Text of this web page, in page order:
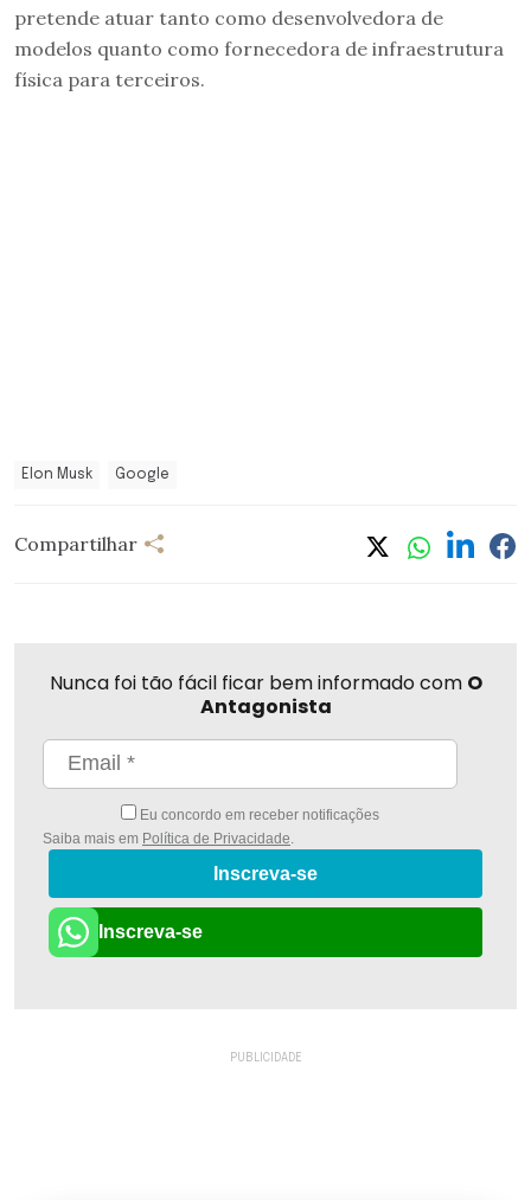
pretende atuar tanto como desenvolvedora de
modelos quanto como fornecedora de infraestrutura
física para terceiros.
Elon Musk Google
Compartilhar
Nunca foi tão fácil ficar bem informado com O
Antagonista
Eu concordo em receber notificações
Saiba mais em Política de Privacidade
Inscreva-se
Inscreva-se